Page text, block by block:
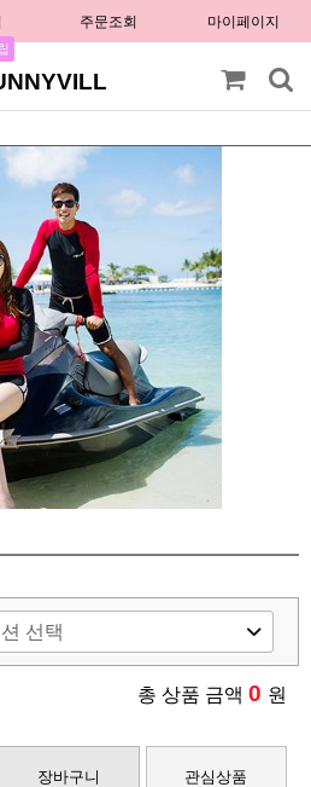
주문조회 마이페이지
총 상품 금액 0 원
장바구니 관심상품